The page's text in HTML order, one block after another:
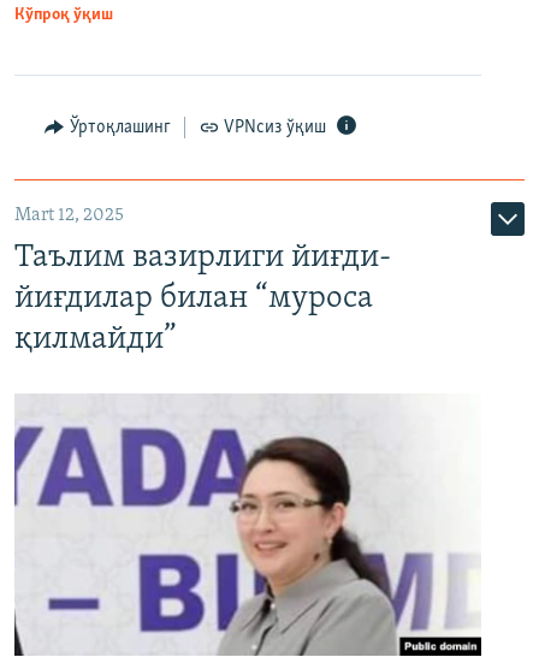
Кўпроқ ўқиш
Ўртоқлашинг VPNсиз ўқиш
Mart 12, 2025
Таълим вазирлиги йиғди-
йиғдилар билан “муроса
қилмайди”